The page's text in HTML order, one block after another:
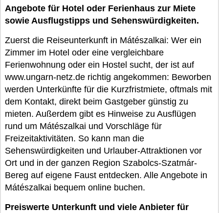
Angebote für Hotel oder Ferienhaus zur Miete
sowie Ausflugstipps und Sehenswürdigkeiten.
Zuerst die Reiseunterkunft in Mátészalkai: Wer ein
Zimmer im Hotel oder eine vergleichbare
Ferienwohnung oder ein Hostel sucht, der ist auf
www.ungarn-netz.de richtig angekommen: Beworben
werden Unterkünfte für die Kurzfristmiete, oftmals mit
dem Kontakt, direkt beim Gastgeber günstig zu
mieten. Außerdem gibt es Hinweise zu Ausflügen
rund um Mátészalkai und Vorschläge für
Freizeitaktivitäten. So kann man die
Sehenswürdigkeiten und Urlauber-Attraktionen vor
Ort und in der ganzen Region Szabolcs-Szatmár-
Bereg auf eigene Faust entdecken. Alle Angebote in
Mátészalkai bequem online buchen.
Preiswerte Unterkunft und viele Anbieter für